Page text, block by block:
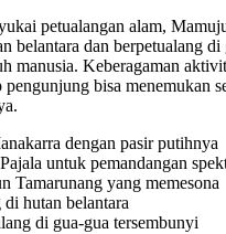
petualangan alam,
belantara dan berpetualang
manusia. Keberagaman
pengunjung bisa menemukan
dengan pasir putihnya
untuk pemandangan
Tamarunang yang memesona
hutan belantara
di gua-gua tersembunyi